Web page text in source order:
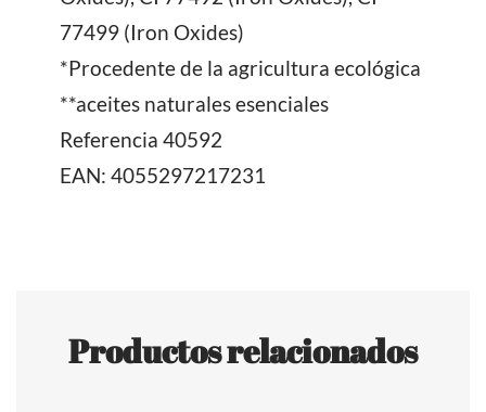
77499 (Iron Oxides)
*Procedente de la agricultura ecológica
**aceites naturales esenciales
Referencia 40592
EAN: 4055297217231
Productos relacionados